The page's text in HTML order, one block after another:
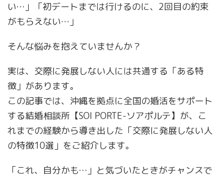
い…」「初デートまでは行けるのに、2回目の約束
がもらえない…」
そんな悩みを抱えていませんか？
実は、交際に発展しない人には共通する「ある特
徴」があります。
この記事では、沖縄を拠点に全国の婚活をサポート
する結婚相談所【SOI PORTE-ソアポルテ】が、こ
れまでの経験から導き出した「交際に発展しない人
の特徴10選」をご紹介します。
「これ、自分かも…」と気づいたときがチャンスで